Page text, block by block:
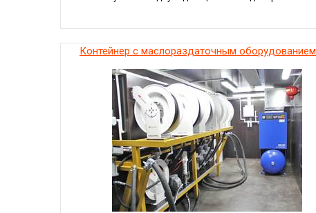
Контейнер с маслораздаточным оборудованием